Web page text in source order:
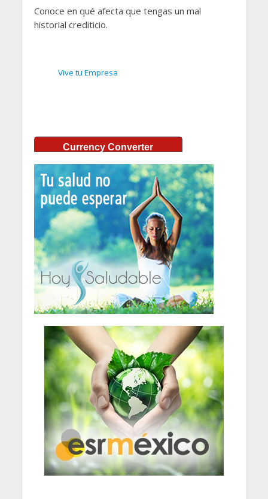
Conoce en qué afecta que tengas un mal
historial crediticio.
Vive tu Empresa
Currency Converter